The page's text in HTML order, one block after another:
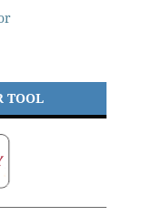
TOOL